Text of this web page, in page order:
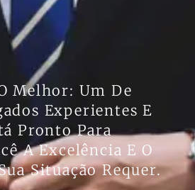
Melhor: Um De
Experientes E
Pronto Para
A Excelência E O
Situação Requer.